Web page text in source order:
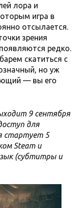
лора и
игра в
отсылается.
зрения
редко.
скатиться с
но уж
— вы его
9 сентября
для
стартует 5
Steam и
(субтитры и